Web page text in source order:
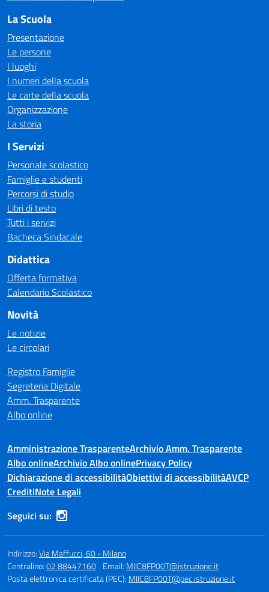
La Scuola
Presentazione
Le persone
I luoghi
I numeri della scuola
Le carte della scuola
Organizzazione
La storia
I Servizi
Personale scolastico
Famiglie e studenti
Percorsi di studio
Libri di testo
Tutti i servizi
Bacheca Sindacale
Didattica
Offerta formativa
Calendario Scolastico
Novità
Le notizie
Le circolari
Registro Famiglie
Segreteria Digitale
Amm. Trasparente
Albo online
Amministrazione TrasparenteArchivio Amm. Trasparente
Albo onlineArchivio Albo onlinePrivacy Policy
Dichiarazione di accessibilitàObiettivi di accessibilitàAVCP
CreditiNote Legali
Seguici su:
Indirizzo:Via Maffucci, 60 - Milano
Centralino:02 88447160 Email: MIIC8FP00T@istruzione.it
Posta elettronica certificata (PEC): MIIC8FP00T@pec.istruzione.it